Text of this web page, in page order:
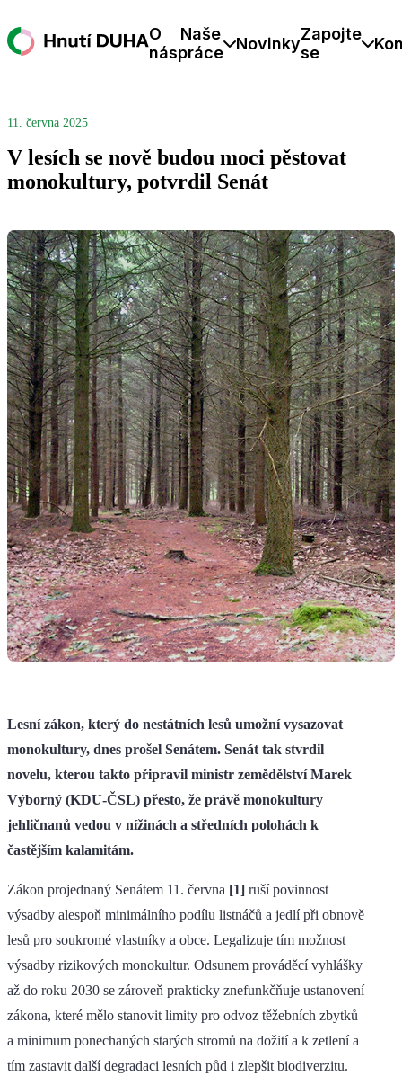
O
nás
Naše
práce
NovinkyZapojte
se
11. června 2025
V lesích se nově budou moci pěstovat
monokultury, potvrdil Senát
Lesní zákon, který do nestátních lesů umožní vysazovat
monokultury, dnes prošel Senátem. Senát tak stvrdil
novelu, kterou takto připravil ministr zemědělství Marek
Výborný (KDU-ČSL) přesto, že právě monokultury
jehličnanů vedou v nížinách a středních polohách k
častějším kalamitám.
Zákon projednaný Senátem 11. června [1] ruší povinnost
výsadby alespoň minimálního podílu listnáčů a jedlí při obnově
lesů pro soukromé vlastníky a obce. Legalizuje tím možnost
výsadby rizikových monokultur. Odsunem prováděcí vyhlášky
až do roku 2030 se zároveň prakticky znefunkčňuje ustanovení
zákona, které mělo stanovit limity pro odvoz těžebních zbytků
a minimum ponechaných starých stromů na dožití a k zetlení a
tím zastavit další degradaci lesních půd i zlepšit biodiverzitu.